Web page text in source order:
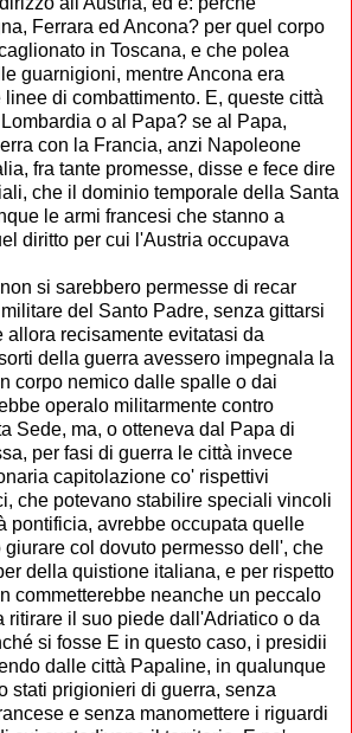
Ferrara ed Ancona? per quel corpo
in Toscana, e che polea
guarnigioni, mentre Ancona era
di combattimento. E, queste città
o al Papa? se al Papa,
con la Francia, anzi Napoleone
fra tante promesse, disse e fece dire
che il dominio temporale della Santa
le armi francesi che stanno a
diritto per cui l'Austria occupava
si sarebbero permesse di recar
del Santo Padre, senza gittarsi
allora recisamente evitatasi da
della guerra avessero impegnala la
corpo nemico dalle spalle o dai
operalo militarmente contro
Sede, ma, o otteneva dal Papa di
per fasi di guerra le città invece
capitolazione co' rispettivi
che potevano stabilire speciali vincoli
pontificia, avrebbe occupata quelle
col dovuto permesso dell', che
della quistione italiana, e per rispetto
commetterebbe neanche un peccalo
ritirare il suo piede dall'Adriatico o da
si fosse E in questo caso, i presidii
dalle città Papaline, in qualunque
stati prigionieri di guerra, senza
e senza manomettere i riguardi